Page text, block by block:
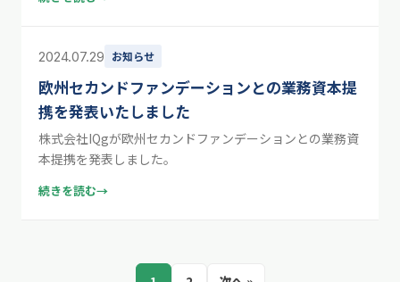
2024.07.29 お知らせ
欧州セカンドファンデーションとの業務資本提
携を発表いたしました
株式会社IQgが欧州セカンドファンデーションとの業務資
本提携を発表しました。
続きを読む→